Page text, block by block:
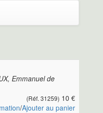
Emmanuel de
(Réf. 31259) 10 €
/Ajouter au panier